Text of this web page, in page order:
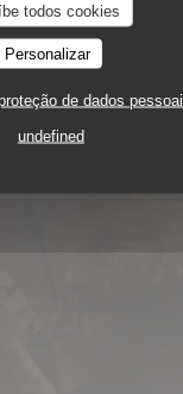
todos cookies
Personalizar
de dados
undefined